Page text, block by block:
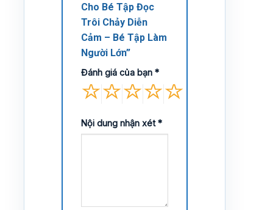
Cho Bé Tập Đọc
Trôi Chảy Diễn
Cảm – Bé Tập Làm
Người Lớn”
Đánh giá của bạn *
Nội dung nhận xét*